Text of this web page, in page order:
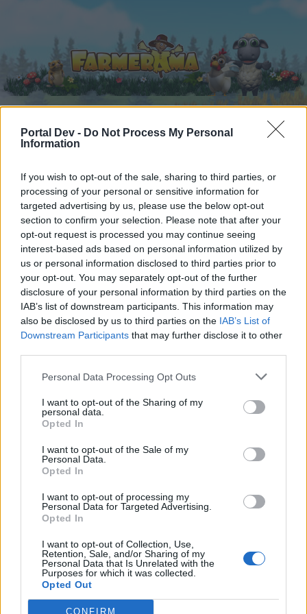
Portal Dev - Do Not Process My Personal
Information
If you wish to opt-out of the sale, sharing to third parties, or
processing of your personal or sensitive information for
targeted advertising by us, please use the below opt-out
section to confirm your selection. Please note that after your
opt-out request is processed you may continue seeing
interest-based ads based on personal information utilized by
us or personal information disclosed to third parties prior to
your opt-out. You may separately opt-out of the further
disclosure of your personal information by third parties on the
IAB’s list of downstream participants. This information may
also be disclosed by us to third parties on the IAB’s List of
Downstream Participants that may further disclose it to other
Personal Data Processing Opt Outs
I want to opt-out of the Sharing of my
personal data.
Opted In
I want to opt-out of the Sale of my
Personal Data.
Opted In
I want to opt-out of processing my
Personal Data for Targeted Advertising.
Opted In
I want to opt-out of Collection, Use,
Retention, Sale, and/or Sharing of my
Personal Data that Is Unrelated with the
Purposes for which it was collected.
Opted Out
CONFIRM
Форуми ... Дискусия: Вечери на предача
Членове, харесали съобщение #15
Скъпи форум потребители,
Ако вие искате да се включите активно във
форума и да участвате в дискусиите, или
искате да започнете своя собствена тема,
първо ще трябва да влезете в играта. Моля,
посещение във форума!Играйте тук
Дискусия: Вечери на предача
kakata13
Съобщения:
974 Получени харесвания:
1,150
Стажант
Съобщения: 28 Получени харесвания: 69 Точки за награди:
Професионалист
Съобщения: 260 Получени харесвания: 97
Точки за награди:
280
лудакрава1
Начало Форуми